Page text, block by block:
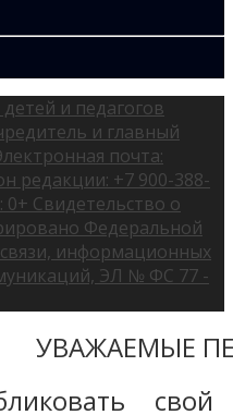
и педагогов
и главный
почта:
редакции: +7 900-388-
0+ Свидетельство о
Федеральной
информационных
ЭЛ № ФС 77 -
УВАЖАЕМЫЕ